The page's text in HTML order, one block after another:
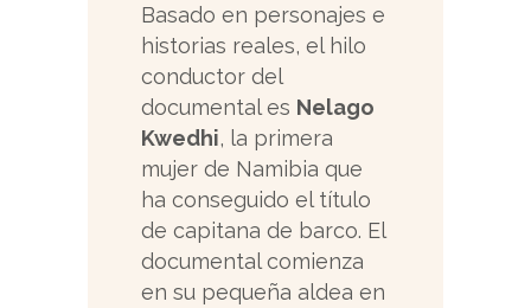
Basado en personajes e
historias reales, el hilo
conductor del
documental es Nelago
Kwedhi, la primera
mujer de Namibia que
ha conseguido el título
de capitana de barco. El
documental comienza
en su pequeña aldea en